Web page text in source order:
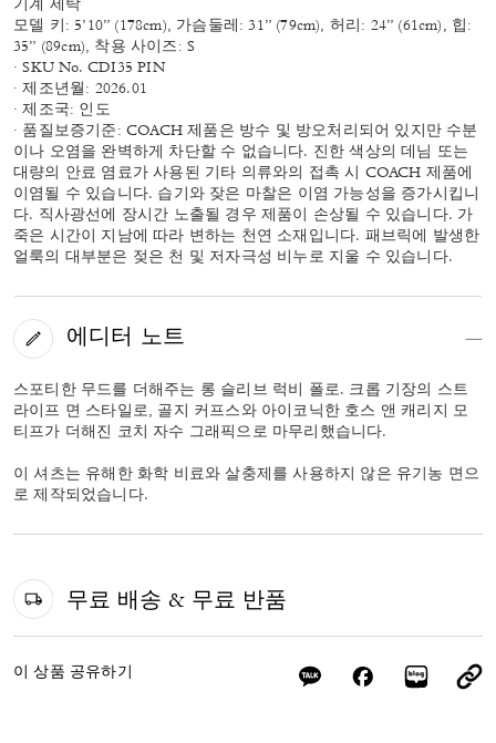
기계 세탁
모델 키: 5’10” (178cm), 가슴둘레: 31” (79cm), 허리: 24” (61cm), 힙:
35” (89cm), 착용 사이즈: S
· SKU No. CDI35 PIN
· 제조년월: 2026.01
· 제조국: 인도
· 품질보증기준: COACH 제품은 방수 및 방오처리되어 있지만 수분
이나 오염을 완벽하게 차단할 수 없습니다. 진한 색상의 데님 또는
대량의 안료 염료가 사용된 기타 의류와의 접촉 시 COACH 제품에
이염될 수 있습니다. 습기와 잦은 마찰은 이염 가능성을 증가시킵니
다. 직사광선에 장시간 노출될 경우 제품이 손상될 수 있습니다. 가
죽은 시간이 지남에 따라 변하는 천연 소재입니다. 패브릭에 발생한
얼룩의 대부분은 젖은 천 및 저자극성 비누로 지울 수 있습니다.
에디터 노트
스포티한 무드를 더해주는 롱 슬리브 럭비 폴로. 크롭 기장의 스트
라이프 면 스타일로, 골지 커프스와 아이코닉한 호스 앤 캐리지 모
티프가 더해진 코치 자수 그래픽으로 마무리했습니다.
이 셔츠는 유해한 화학 비료와 살충제를 사용하지 않은 유기농 면으
로 제작되었습니다.
무료 배송 & 무료 반품
이 상품 공유하기